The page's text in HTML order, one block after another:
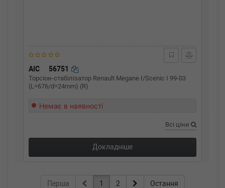
AIC 56751
Торсіон-стабілізатор Renault Megane I/Scenic I 99-03
(L=676/d=24mm) (R)
Немає в наявності
Всі ціни
Докладніше
Перша 1 2 Остання